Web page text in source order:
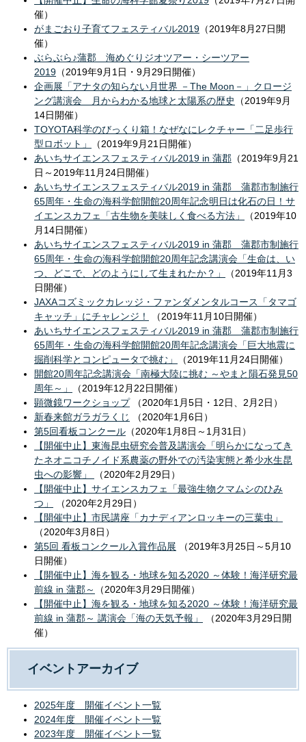
催）
がまごおり子育てフェスティバル2019 （2019年8月27日開
催）
ぶらぶら♪蒲郡 海めぐりジオツアー・シーツアー
2019 （2019年9月1日・9月29日開催）
企画展「アナタの知らない月世界 －The Moon－」クロージ
ング講演会 月からわかる地球と太陽系の歴史
（2019年9月
14日開催）
TOYOTA科学のびっくり箱！なぜなにレクチャー「二足歩行
型ロボット」
（2019年9月21日開催）
あいちサイエンスフェスティバル2019 in 蒲郡 （2019年9月21
日～2019年11月24日開催）
あいちサイエンスフェスティバル2019 in 蒲郡 蒲郡市制施行
65周年・生命の海科学館開館20周年記念明日は化石の日！サ
イエンスカフェ「古生物を美味しく食べる方法」
（2019年10
月14日開催）
あいちサイエンスフェスティバル2019 in 蒲郡 蒲郡市制施行
65周年・生命の海科学館開館20周年記念講演会「生命は、い
つ、どこで、どのようにして生まれたか？」
（2019年11月3
日開催）
JAXAコズミックカレッジ・ファンダメンタルコース「タマゴ
キャッチ」にチャレンジ！
（2019年11月10日開催）
あいちサイエンスフェスティバル2019 in 蒲郡 蒲郡市制施行
65周年・生命の海科学館開館20周年記念講演会「巨大地震に
掘削科学とコンピュータで挑む」
（2019年11月24日開催）
開館20周年記念講演会「南極大陸に挑む ～やまと隕石発見50
周年～」
（2019年12月22日開催）
顕微鏡ワークショップ（2020年1月5日・12日、2月2日）
新春来館ガラガラくじ
（2020年1月6日）
第5回看板コンクール （2020年1月8日～1月31日）
【開催中止】東海昆虫研究会普及講演会「明らかになってき
たネオニコチノイド系農薬の野外での汚染実態と希少水生昆
虫への影響」
（2020年2月29日）
【開催中止】サイエンスカフェ「最強生物クマムシのひみ
つ」
（2020年2月29日）
【開催中止】市民講座「カナディアンロッキーの三葉虫」
（2020年3月8日）
第5回 看板コンクール入賞作品展 （2019年3月25日～5月10
日開催）
【開催中止】海を観る・地球を知る2020 ～体験！海洋研究最
前線 in 蒲郡～
（2020年3月29日開催）
【開催中止】海を観る・地球を知る2020 ～体験！海洋研究最
前線 in 蒲郡～ 講演会「海の天気予報」
（2020年3月29日開
催）
イベントアーカイブ
2025年度 開催イベント一覧
2024年度 開催イベント一覧
2023年度 開催イベント一覧